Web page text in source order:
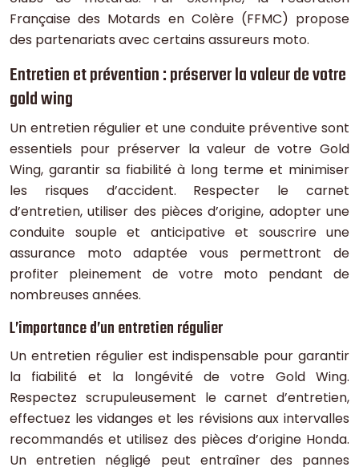
Française des Motards en Colère (FFMC) propose
des partenariats avec certains assureurs moto.
Entretien et prévention : préserver la valeur de votre
gold wing
Un entretien régulier et une conduite préventive sont
essentiels pour préserver la valeur de votre Gold
Wing, garantir sa fiabilité à long terme et minimiser
les risques d’accident. Respecter le carnet
d’entretien, utiliser des pièces d’origine, adopter une
conduite souple et anticipative et souscrire une
assurance moto adaptée vous permettront de
profiter pleinement de votre moto pendant de
nombreuses années.
L’importance d’un entretien régulier
Un entretien régulier est indispensable pour garantir
la fiabilité et la longévité de votre Gold Wing.
Respectez scrupuleusement le carnet d’entretien,
effectuez les vidanges et les révisions aux intervalles
recommandés et utilisez des pièces d’origine Honda.
Un entretien négligé peut entraîner des pannes